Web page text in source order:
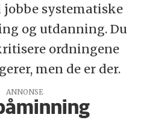
systematiske
og utdanning. Du
ordningene
men de er der.